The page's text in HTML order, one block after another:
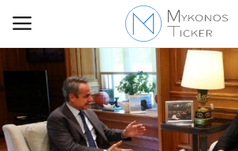
Contact Us